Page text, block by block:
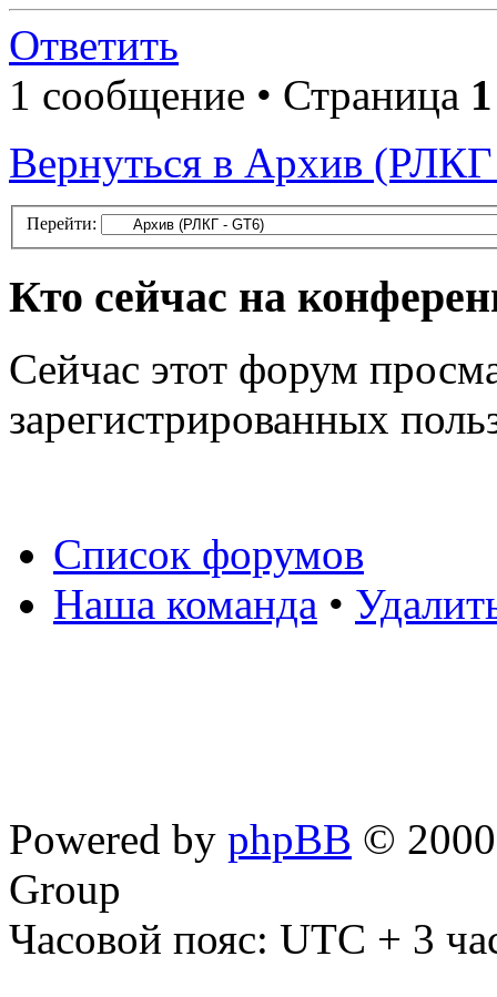
Ответить
1 сообщение • Страница 1
Вернуться в Архив
Перейти:
Кто сейчас на
Сейчас этот форум
зарегистрированных
Список форумов
Наша команда •
Powered by phpBB ©
Group
Часовой пояс: UTC + 3